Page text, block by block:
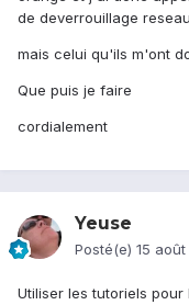
de deverrouillage reseau
mais celui qu'ils m'ont
Que puis je faire
cordialement
Yeuse
Posté(e) 15 août
Utiliser les tutoriels